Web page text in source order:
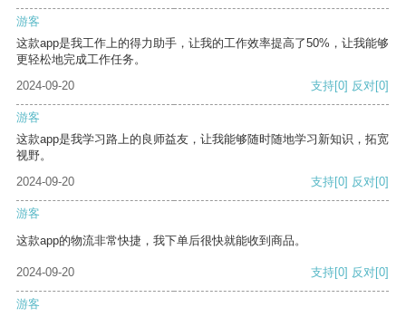
游客
这款app是我工作上的得力助手，让我的工作效率提高了50%，让我能够
更轻松地完成工作任务。
2024-09-20
支持[0] 反对[0]
游客
这款app是我学习路上的良师益友，让我能够随时随地学习新知识，拓宽
视野。
2024-09-20
支持[0] 反对[0]
游客
这款app的物流非常快捷，我下单后很快就能收到商品。
2024-09-20 支持[0] 反对[0]
游客